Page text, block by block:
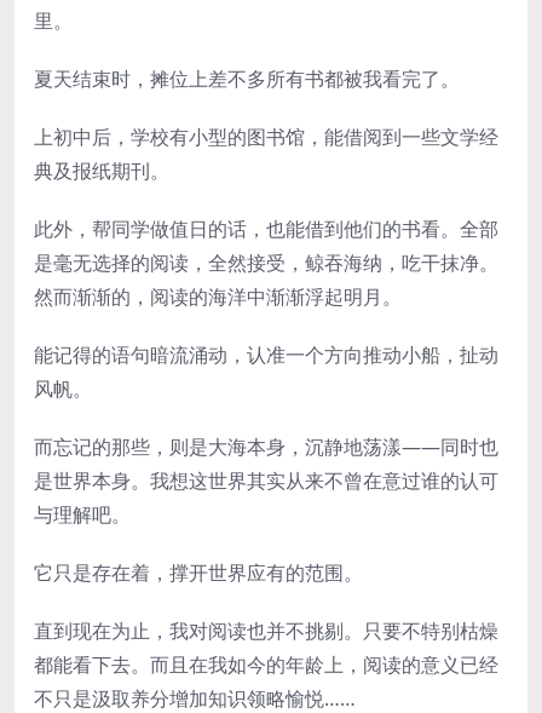
里。
夏天结束时，摊位上差不多所有书都被我看完了。
上初中后，学校有小型的图书馆，能借阅到一些文学经
典及报纸期刊。
此外，帮同学做值日的话，也能借到他们的书看。全部
是毫无选择的阅读，全然接受，鲸吞海纳，吃干抹净。
然而渐渐的，阅读的海洋中渐渐浮起明月。
能记得的语句暗流涌动，认准一个方向推动小船，扯动
风帆。
而忘记的那些，则是大海本身，沉静地荡漾——同时也
是世界本身。我想这世界其实从来不曾在意过谁的认可
与理解吧。
它只是存在着，撑开世界应有的范围。
直到现在为止，我对阅读也并不挑剔。只要不特别枯燥
都能看下去。而且在我如今的年龄上，阅读的意义已经
不只是汲取养分增加知识领略愉悦……